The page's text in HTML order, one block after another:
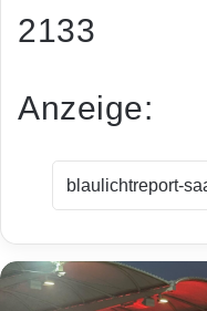
2133
Anzeige: